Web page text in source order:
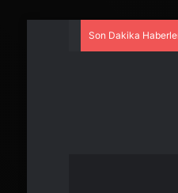
Son Dakika